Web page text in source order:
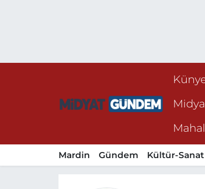
Mardin Gündem Kültür-Sanat